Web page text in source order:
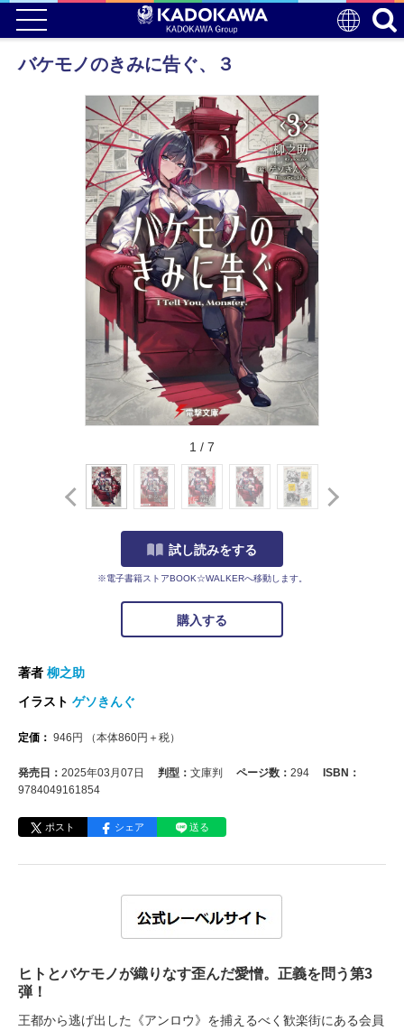
バケモノのきみに告ぐ、３
1 / 7
試し読みをする
※電子書籍ストアBOOK☆WALKERへ移動します。
購入する
著者 柳之助
イラスト ゲソきんぐ
定価： 946 円 （本体860円＋税）
発売日： 2025年03月07日 判型： 文庫判 ページ数： 294
ISBN：
9784049161854
ポスト シェア 送る
ヒトとバケモノが織りなす歪んだ愛憎。正義を問う第3
弾！
王都から逃げ出した《アンロウ》を捕えるべく歓楽街にある会員